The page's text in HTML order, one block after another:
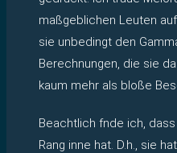
maßgeblichen Leuten
sie unbedingt den
Berechnungen, die sie
kaum mehr als bloße
Beachtlich fnde ich,
Rang inne hat. D.h., sie